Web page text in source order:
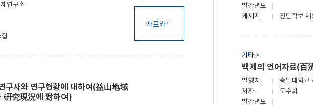
연구소
자료카드
구사와 연구현황에 대하여(益山地域
硏究現況에 對하여)
발간년도
게제지
진단학보 제
기타 >
백제의 언어자료(百
발행처
충남대학교
저자
도수희
발간년도